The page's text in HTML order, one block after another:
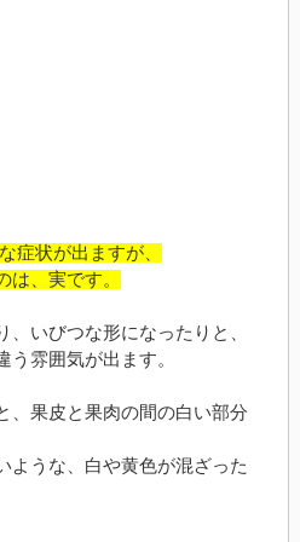
症状が出ますが、
は、実です。
いびつな形になったりと、
う雰囲気が出ます。
、果皮と果肉の間の白い部分
ような、白や黄色が混ざった